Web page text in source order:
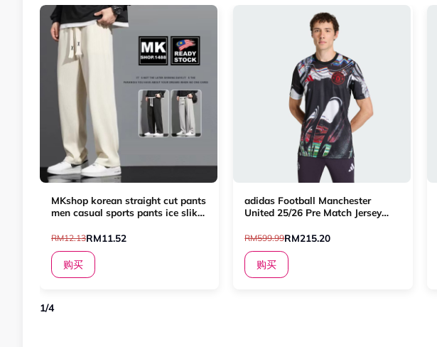
MKshop korean straight cut pants
men casual sports pants ice slik
lelaki bertali [K30]
RM12.13RM11.52
购买
adidas Football Manchester
United 25/26 Pre Match Jersey
RM599.99RM215.20
购买
1/4